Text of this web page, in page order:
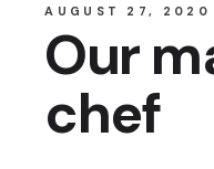
AUGUST 27, 2020
Our
chef